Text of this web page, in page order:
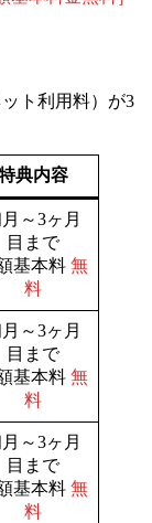
ト利用料）が3
典内容
～3ヶ月
目まで
基本料 無
料
～3ヶ月
目まで
基本料 無
料
～3ヶ月
目まで
基本料 無
料